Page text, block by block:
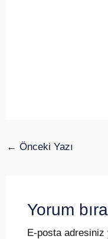
← Önceki Yazı
Yorum
E-posta adresiniz